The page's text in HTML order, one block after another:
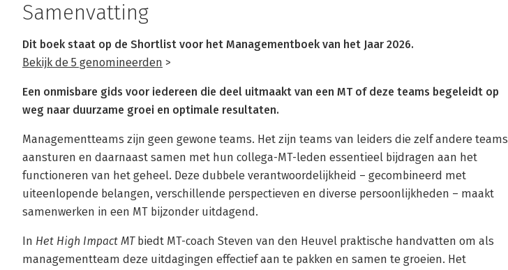
Samenvatting
Dit boek staat op de Shortlist voor het Managementboek van het Jaar 2026.
Bekijk de 5 genomineerden >
Een onmisbare gids voor iedereen die deel uitmaakt van een MT of deze teams begeleidt op
weg naar duurzame groei en optimale resultaten.
Managementteams zijn geen gewone teams. Het zijn teams van leiders die zelf andere teams
aansturen en daarnaast samen met hun collega-MT-leden essentieel bijdragen aan het
functioneren van het geheel. Deze dubbele verantwoordelijkheid – gecombineerd met
uiteenlopende belangen, verschillende perspectieven en diverse persoonlijkheden – maakt
samenwerken in een MT bijzonder uitdagend.
In Het High Impact MTbiedt MT-coach Steven van den Heuvel praktische handvatten om als
managementteam deze uitdagingen effectief aan te pakken en samen te groeien. Het